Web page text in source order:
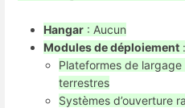
Hangar : Aucun
Modules de déploiement :
Plateformes de
terrestres
Systèmes d’ouverture